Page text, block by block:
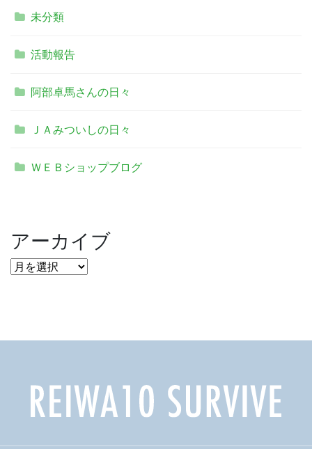
未分類
活動報告
阿部卓馬さんの日々
ＪＡみついしの日々
ＷＥＢショップブログ
アーカイブ
ア